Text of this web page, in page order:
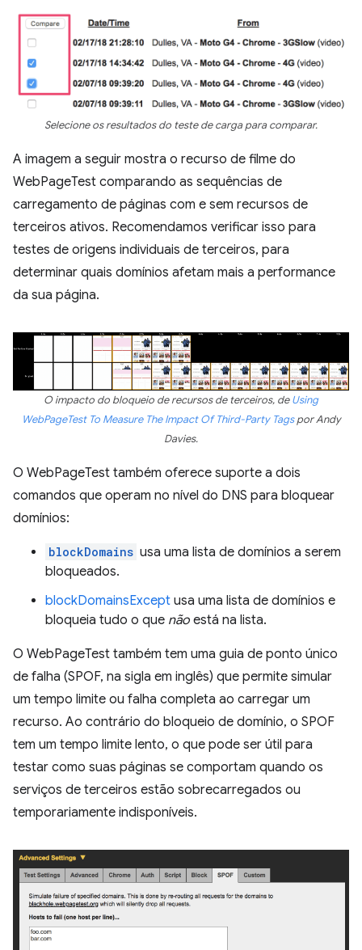
Selecione os resultados do teste de carga para comparar.
A imagem a seguir mostra o recurso de filme do
WebPageTest comparando as sequências de
carregamento de páginas com e sem recursos de
terceiros ativos. Recomendamos verificar isso para
testes de origens individuais de terceiros, para
determinar quais domínios afetam mais a performance
da sua página.
O impacto do bloqueio de recursos de terceiros, deUsing
WebPageTest To Measure The Impact Of Third-Party Tagspor Andy
Davies.
O WebPageTest também oferece suporte a dois
comandos que operam no nível do DNS para bloquear
domínios:
blockDomains usa uma lista de domínios a serem
bloqueados.
blockDomainsExcept usa uma lista de domínios e
bloqueia tudo o que não está na lista.
O WebPageTest também tem uma guia de ponto único
de falha (SPOF, na sigla em inglês) que permite simular
um tempo limite ou falha completa ao carregar um
recurso. Ao contrário do bloqueio de domínio, o SPOF
tem um tempo limite lento, o que pode ser útil para
testar como suas páginas se comportam quando os
serviços de terceiros estão sobrecarregados ou
temporariamente indisponíveis.